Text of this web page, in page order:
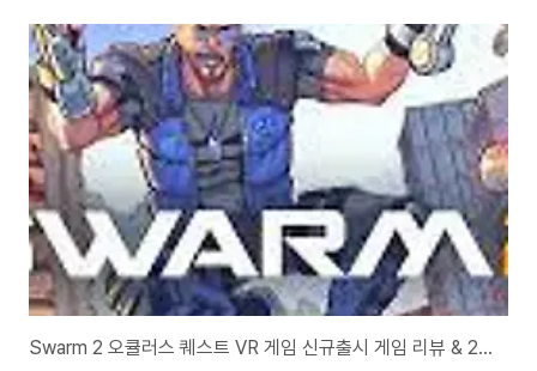
음이 심란하거나 복잡할때 VR을 쓰고 편안하게 바디스캔이나 놀이 등을 하면
서 우리는 지금 이 순간에 집중하게 하는데 좋습니다. 참고로 퀘스트2, 퀘스트
3를 구입하면 필수로 헤드 스트랩을 구입하는데, 마음챙김 앱들은 누워서 할수
도 있기때문에 순정을 사용하시는게 좋습니다.(뒤쪽에 플라스틱과 다이얼이 좀
불편한데, 배게를 이용해도 ..
Swarm 2 오큘러스 퀘스트 VR 게임 신규출시 게임 리뷰 & 25% 할인쿠폰